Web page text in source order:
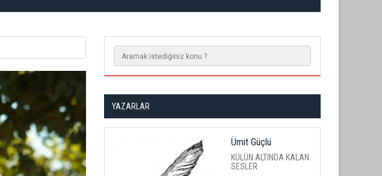
YAZARLAR
Ümit Güçlü
KÜLÜN ALTINDA KALAN
SESLER